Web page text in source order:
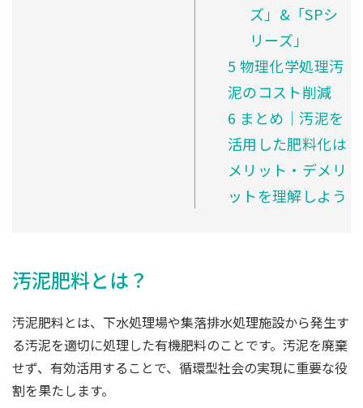
ズ」&「SPシ
リーズ」
5 物理化学処理汚
泥のコスト削減
6 まとめ│汚泥を
活用した肥料化は
メリット・デメリ
ットを理解しよう
汚泥肥料とは？
汚泥肥料とは、下水処理場や集落排水処理施設から発生す
る汚泥を適切に処理した有機肥料のことです。汚泥を廃棄
せず、有効活用することで、循環型社会の実現に重要な役
割を果たします。